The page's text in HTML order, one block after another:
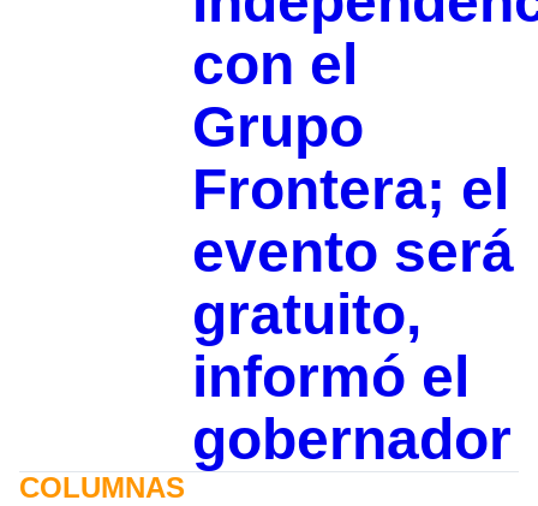
con el
Grupo
Frontera; el
evento será
gratuito,
informó el
gobernador
COLUMNAS